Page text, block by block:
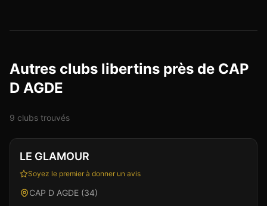
Autres clubs libertins près de CAP
D AGDE
9 clubs trouvés
LE GLAMOUR
Soyez le premier à donner un avis
CAP D AGDE (34)